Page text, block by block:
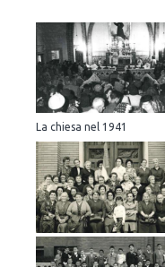
La chiesa nel 1941